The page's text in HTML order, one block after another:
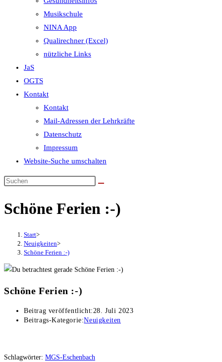
Musikschule
NINA App
Qualirechner (Excel)
nützliche Links
JaS
OGTS
Kontakt
Kontakt
Mail-Adressen der Lehrkräfte
Datenschutz
Impressum
Website-Suche umschalten
Schöne Ferien :-)
Start>
Neuigkeiten>
Schöne Ferien :-)
Schöne Ferien :-)
Beitrag veröffentlicht:28. Juli 2023
Beitrags-Kategorie:Neuigkeiten
Schlagwörter: MGS-Eschenbach